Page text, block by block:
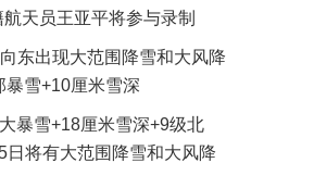
天员王亚平将参与录制
东出现大范围降雪和大风降
暴雪+10厘米雪深
暴雪+18厘米雪深+9级北
日将有大范围降雪和大风降